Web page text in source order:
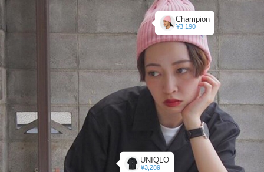
Champion
¥3,190
UNIQLO
¥3,289